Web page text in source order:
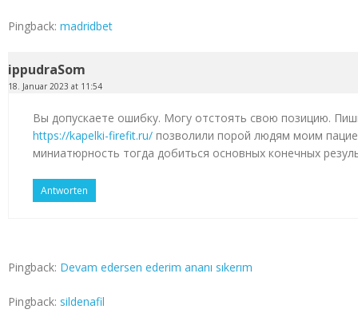
Pingback: madridbet
ippudraSom
18. Januar 2023 at 11:54
Вы допускаете ошибку. Могу отстоять свою позицию.
https://kapelki-firefit.ru/ позволили порой людям моим
миниатюрность тогда добиться основных конечных
Antworten
Pingback: Devam edersen ederim ananı sıkerım
Pingback: sildenafil